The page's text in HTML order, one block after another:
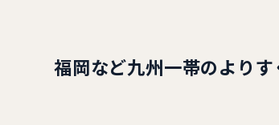
福岡など九州一帯のより